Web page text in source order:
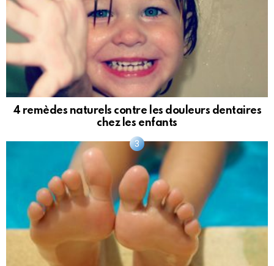
4 remèdes naturels contre les douleurs dentaires
chez les enfants